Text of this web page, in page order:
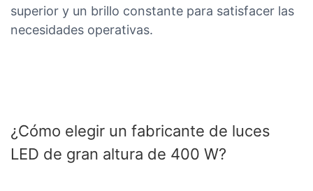
superior y un brillo constante para satisfacer las
necesidades operativas.
¿Cómo elegir un fabricante de luces
LED de gran altura de 400 W?